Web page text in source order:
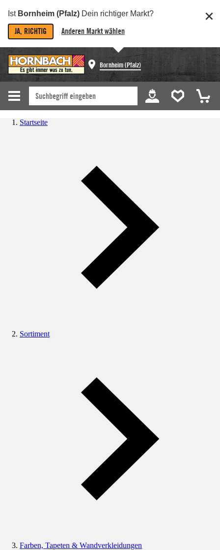
Ist Bornheim (Pfalz) Dein richtiger Markt?
JA, RICHTIG Anderen Markt wählen
Bornheim (Pfalz)
Startseite
Sortiment
Farben, Tapeten & Wandverkleidungen